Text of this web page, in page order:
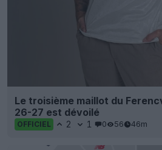
Le troisième maillot du
26-27 est dévoilé
OFFICIEL 2 1 0 56 46m